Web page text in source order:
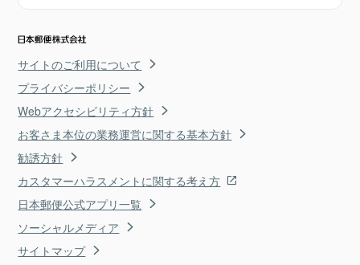
サイトのご利用について
プライバシーポリシー
Webアクセシビリティ方針
お客さま本位の業務運営に関する基本方針
勧誘方針
カスタマーハラスメントに関する考え方
日本郵便公式アプリ一覧
ソーシャルメディア
サイトマップ